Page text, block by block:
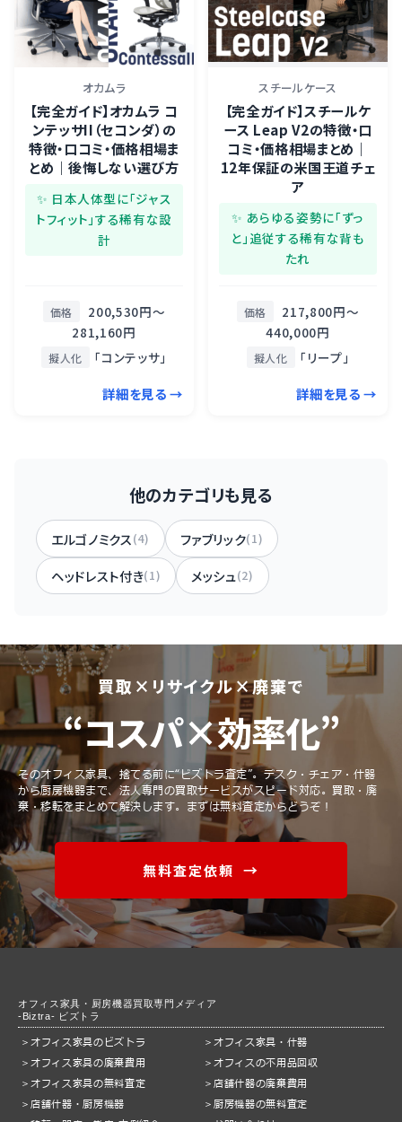
オカムラ
【完全ガイド】オカムラ コ
ンテッサII（セコンダ）の
特徴・口コミ・価格相場ま
とめ｜後悔しない選び方
✨ 日本人体型に「ジャス
トフィット」する稀有な設
計
価格
200,530円〜
281,160円
擬人化 「コンテッサ」
詳細を見る →
スチールケース
【完全ガイド】スチールケ
ース Leap V2の特徴・口
コミ・価格相場まとめ｜
12年保証の米国王道チェ
ア
✨ あらゆる姿勢に「ずっ
と」追従する稀有な背も
たれ
価格
217,800円〜
440,000円
擬人化 「リープ」
詳細を見る →
他のカテゴリも見る
エルゴノミクス(4) ファブリック(1)
ヘッドレスト付き(1) メッシュ(2)
買取×リサイクル×廃棄で
“コスパ×効率化”
そのオフィス家具、捨てる前に“ビズトラ査定”。デスク・チェア・什器
から厨房機器まで、法人専門の買取サービスがスピード対応。 買取・廃
棄・移転をまとめて解決します。まずは無料査定からどうぞ！
無料査定依頼
オフィス家具・厨房機器買取専門メディア
-Biztra- ビズトラ
オフィス家具のビズトラ
オフィス家具・什器
オフィス家具の廃棄費用
オフィスの不用品回収
オフィス家具の無料査定
店舗什器の廃棄費用
店舗什器・厨房機器
厨房機器の無料査定